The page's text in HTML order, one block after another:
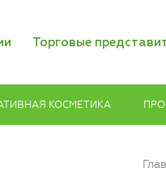
Торговые
КОСМЕТИКА